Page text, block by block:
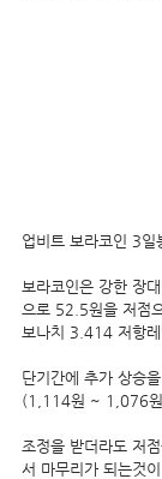
업비트 보라코인 3일
보라코인은 강한 장
으로 52.5원을 저점
보나치 3.414 저항레
단기간에 추가 상승
(1,114원 ~ 1,076원
조정을 받더라도 저
서 마무리가 되는것